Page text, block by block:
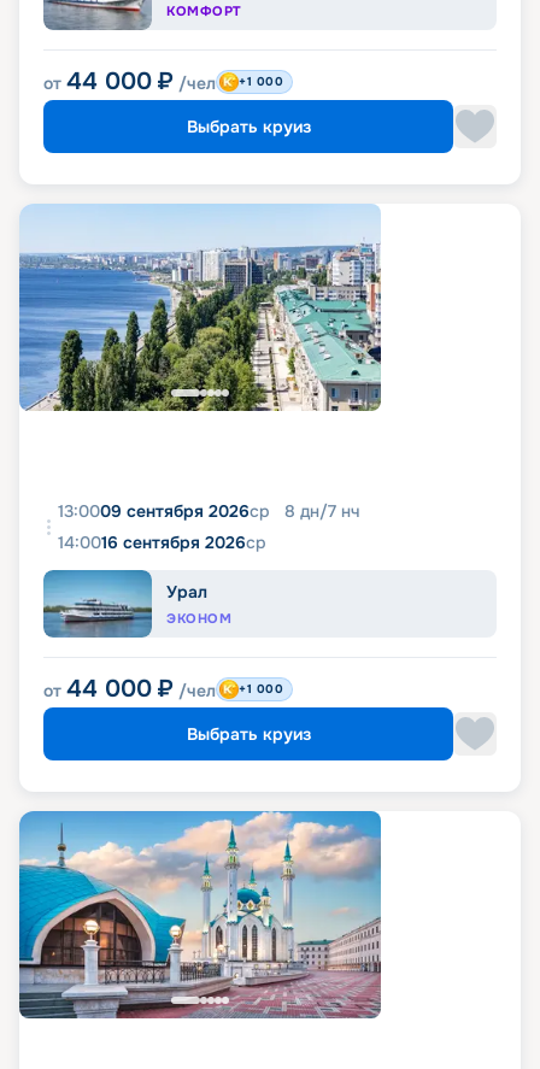
КОМФОРТ
от 44 000 ₽ /чел +1 000
Выбрать круиз
13:0009 сентября 2026ср 8 дн/7 нч
14:0016 сентября 2026ср
Урал
ЭКОНОМ
от 44 000 ₽ /чел +1 000
Выбрать круиз